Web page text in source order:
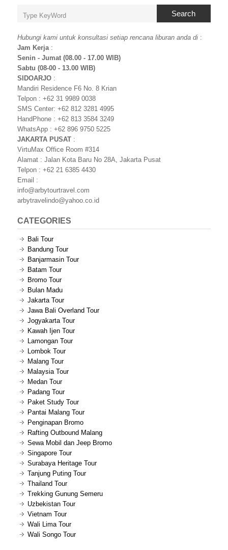
Search
Hubungi kami untuk konsultasi setiap rencana liburan anda di :
Jam Kerja:
Senin - Jumat (08.00 - 17.00 WIB)
Sabtu (08-00 - 13.00 WIB)
SIDOARJO :
Mandiri Residence F6 No. 8 Krian
Telpon : +62 31 9989 0038
SMS Center: +62 812 3281 4995
HandPhone : +62 813 3584 3249
WhatsApp : +62 896 9750 5225
JAKARTA PUSAT :
VirtuMax Office Room #314
Alamat : Jalan Kota Baru No 28A, Jakarta Pusat
Telpon : +62 21 6385 4430
Email :
info@arbytourtravel.com
arbytravelindo@yahoo.co.id
CATEGORIES
Bali Tour
Bandung Tour
Banjarmasin Tour
Batam Tour
Bromo Tour
Bulan Madu
Jakarta Tour
Jawa Bali Overland Tour
Jogyakarta Tour
Kawah Ijen Tour
Lamongan Tour
Lombok Tour
Malang Tour
Malaysia Tour
Medan Tour
Padang Tour
Paket Study Tour
Pantai Malang Tour
Penginapan Bromo
Rafting Outbound Malang
Sewa Mobil dan Jeep Bromo
Singapore Tour
Surabaya Heritage Tour
Tanjung Puting Tour
Thailand Tour
Trekking Gunung Semeru
Uzbekistan Tour
Vietnam Tour
Wali Lima Tour
Wali Songo Tour